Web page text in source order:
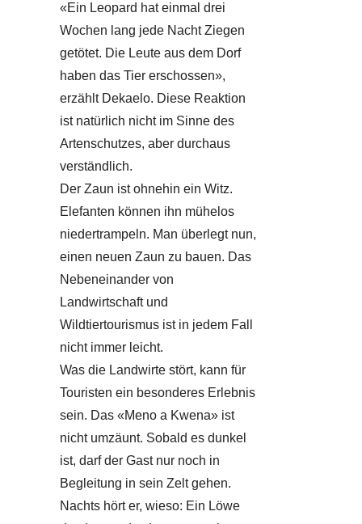
«Ein Leopard hat einmal drei
Wochen lang jede Nacht Ziegen
getötet. Die Leute aus dem Dorf
haben das Tier erschossen»,
erzählt Dekaelo. Diese Reaktion
ist natürlich nicht im Sinne des
Artenschutzes, aber durchaus
verständlich.
Der Zaun ist ohnehin ein Witz.
Elefanten können ihn mühelos
niedertrampeln. Man überlegt nun,
einen neuen Zaun zu bauen. Das
Nebeneinander von
Landwirtschaft und
Wildtiertourismus ist in jedem Fall
nicht immer leicht.
Was die Landwirte stört, kann für
Touristen ein besonderes Erlebnis
sein. Das «Meno a Kwena» ist
nicht umzäunt. Sobald es dunkel
ist, darf der Gast nur noch in
Begleitung in sein Zelt gehen.
Nachts hört er, wieso: Ein Löwe